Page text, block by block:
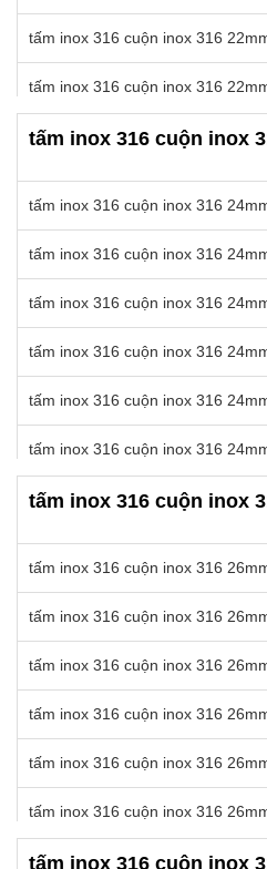
tấm inox 316 cuộn inox 316
tấm inox 316 cuộn inox 316
tấm inox 316 cuộn inox 316
tấm inox 316 cuộn inox 316
tấm inox 316 cuộn inox 316
tấm inox 316 cuộn inox 316
tấm inox 316 cuộn inox 316
tấm inox 316 cuộn inox 316
tấm inox 316 cuộn inox 316
tấm inox 316 cuộn inox
tấm inox 316 cuộn inox 316
tấm inox 316 cuộn inox 316
tấm inox 316 cuộn inox 316
tấm inox 316 cuộn inox 316
tấm inox 316 cuộn inox 316
tấm inox 316 cuộn inox 316
tấm inox 316 cuộn inox 316
tấm inox 316 cuộn inox 316
tấm inox 316 cuộn inox 316
tấm inox 316 cuộn inox 316
tấm inox 316 cuộn inox 316
tấm inox 316 cuộn inox 316
tấm inox 316 cuộn inox
tấm inox 316 cuộn inox 316
tấm inox 316 cuộn inox 316
tấm inox 316 cuộn inox 316
tấm inox 316 cuộn inox 316
tấm inox 316 cuộn inox 316
tấm inox 316 cuộn inox 316
tấm inox 316 cuộn inox 316
tấm inox 316 cuộn inox